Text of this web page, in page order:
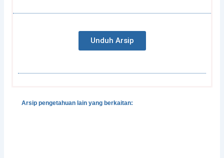
Unduh Arsip
Arsip pengetahuan lain yang berkaitan: